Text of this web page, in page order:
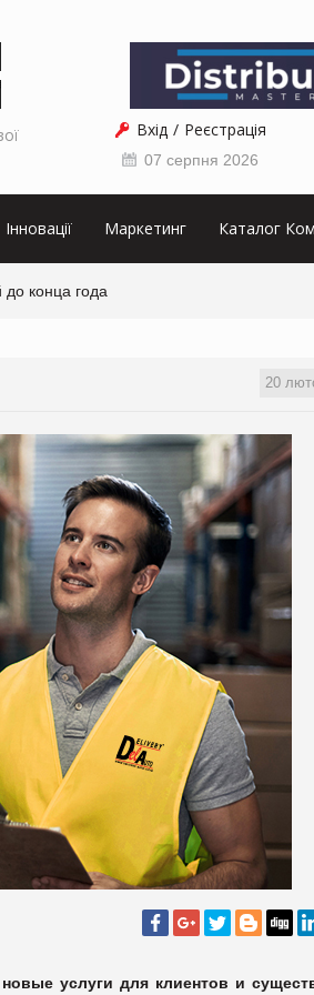
Вхід Реєстрація
07 серпня 2026
Інновації Маркетинг Каталог
до конца года
20
услуги для клиентов и